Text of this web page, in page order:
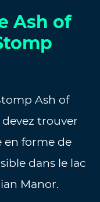
Ash of
Ash of
trouver
en forme de
dans le lac
Manor.